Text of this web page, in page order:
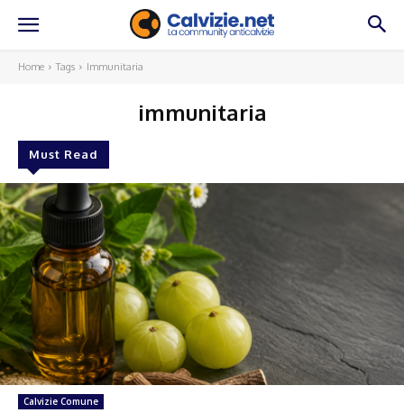
Home Tags Immunitaria
immunitaria
Must Read
Calvizie Comune